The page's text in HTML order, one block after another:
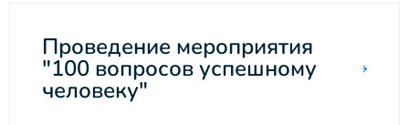
Проведение мероприятия
"100 вопросов успешному
человеку"